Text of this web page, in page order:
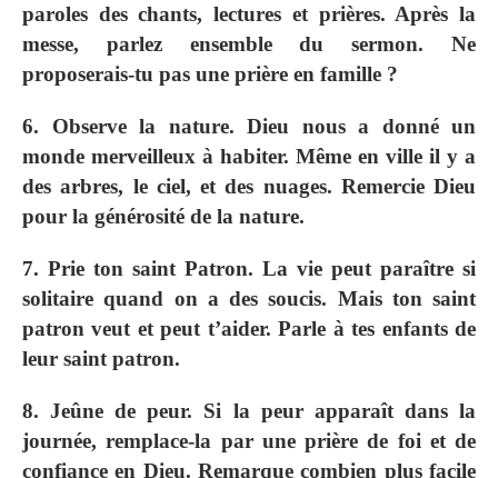
paroles des chants, lectures et prières. Après la
messe, parlez ensemble du sermon. Ne
proposerais-tu pas une prière en famille ?
6. Observe la nature. Dieu nous a donné un
monde merveilleux à habiter. Même en ville il y a
des arbres, le ciel, et des nuages. Remercie Dieu
pour la générosité de la nature.
7. Prie ton saint Patron. La vie peut paraître si
solitaire quand on a des soucis. Mais ton saint
patron veut et peut t’aider. Parle à tes enfants de
leur saint patron.
8. Jeûne de peur. Si la peur apparaît dans la
journée, remplace-la par une prière de foi et de
confiance en Dieu. Remarque combien plus facile